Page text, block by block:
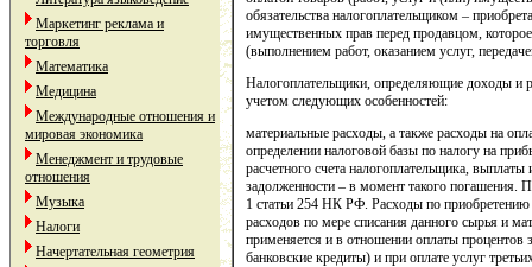
Маркетинг реклама и
торговля
Математика
Медицина
Международные отношения и
мировая экономика
Менеджмент и трудовые
отношения
Музыка
Налоги
Начертательная геометрия
обязательства налогоплательщиком –
имущественных прав перед продавцом,
(выполнением работ, оказанием услуг,
Налогоплательщики, определяющие доходы и
учетом следующих особенностей:
материальные расходы, а также расходы на
определении налоговой базы по налогу на
расчетного счета налогоплательщика,
задолженности – в момент такого погашения.
1 статьи 254 НК РФ. Расходы по
расходов по мере списания данного сырья и
применяется и в отношении оплаты
банковские кредиты) и при оплате услуг